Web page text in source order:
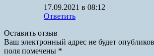
17.09.2021 в 08:12
Ответить
Оставить отзыв
Ваш электронный адрес не будет
поля помечены *